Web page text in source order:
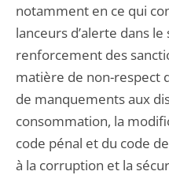
notamment en ce qui
lanceurs d’alerte dans
renforcement des
matière de non-respect
de manquements aux
consommation, la
code pénal et du code
à la corruption et la